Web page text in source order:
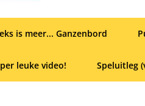
is meer... Ganzenbord
leuke video! Speluitleg